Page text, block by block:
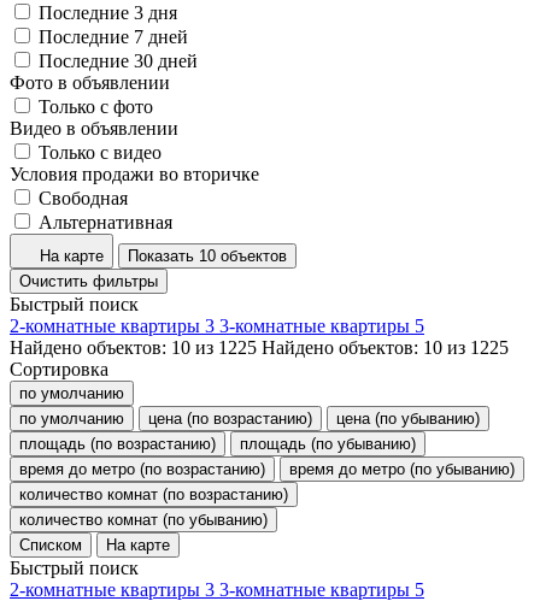
Последние 3 дня
Последние 7 дней
Последние 30 дней
Фото в объявлении
Только с фото
Видео в объявлении
Только с видео
Условия продажи во вторичке
Свободная
Альтернативная
На карте
Показать 10 объектов
Очистить фильтры
Быстрый поиск
2-комнатные квартиры 3 3-комнатные квартиры 5
Найдено объектов: 10 из 1225 Найдено объектов: 10 из 1225
Сортировка
по умолчанию
по умолчанию
цена (по возрастанию)
цена (по убыванию)
площадь (по возрастанию)
площадь (по убыванию)
время до метро (по возрастанию)
время до метро (по убыванию)
количество комнат (по возрастанию)
количество комнат (по убыванию)
Списком
На карте
Быстрый поиск
2-комнатные квартиры 3 3-комнатные квартиры 5